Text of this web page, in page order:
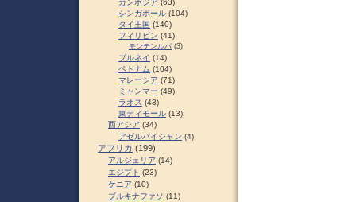
カンボジア (63)
シンガポール (104)
タイ王国 (140)
フィリピン (41)
モンテンルパ (3)
ブルネイ (14)
ベトナム (104)
マレーシア (71)
ミャンマー (49)
ラオス (43)
東ティモール (13)
西アジア (34)
アゼルバイジャン (4)
アフリカ (199)
アルジェリア (14)
エジプト (23)
ケニア (10)
ブルキナファソ (11)